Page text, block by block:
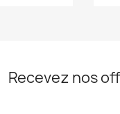
Recevez nos